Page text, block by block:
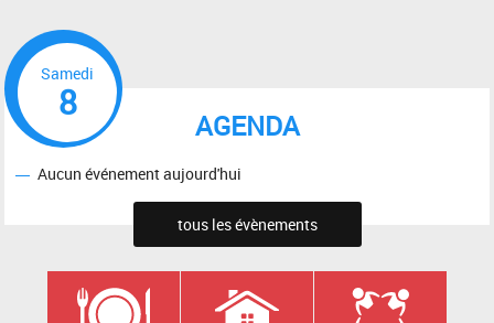
AGENDA
Samedi
8
Aucun événement aujourd'hui
tous les évènements